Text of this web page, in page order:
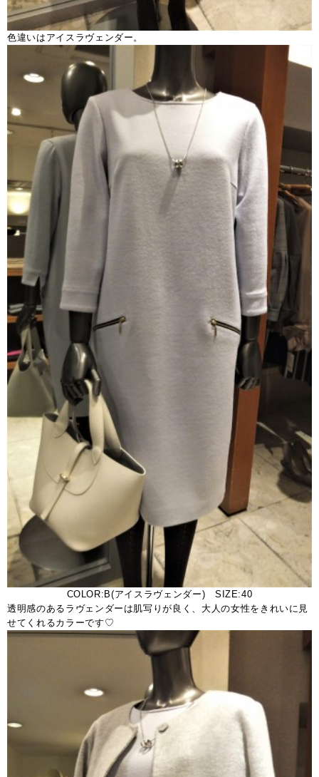
色違いはアイスラヴェンダー。
COLOR:B(アイスラヴェンダー) SIZE:40
透明感のあるラヴェンダーは肌写りが良く、大人の女性をきれいに見
せてくれるカラーです♡